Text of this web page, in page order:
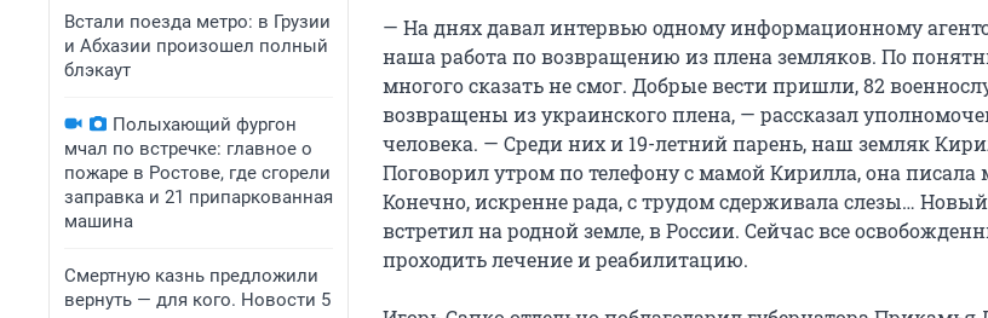
Встали поезда метро: в Грузии
и Абхазии произошел полный
блэкаут
Полыхающий фургон
мчал по встречке: главное о
пожаре в Ростове, где сгорели
заправка и 21 припаркованная
машина
Смертную казнь предложили
вернуть — для кого. Новости 5
— На днях давал интервью одному информационному
наша работа по возвращению из плена земляков. По
многого сказать не смог. Добрые вести пришли, 82
возвращены из украинского плена, — рассказал
человека. — Среди них и 19-летний парень, наш земляк
Поговорил утром по телефону с мамой Кирилла, она писала
Конечно, искренне рада, с трудом сдерживала слезы…
встретил на родной земле, в России. Сейчас все
проходить лечение и реабилитацию.